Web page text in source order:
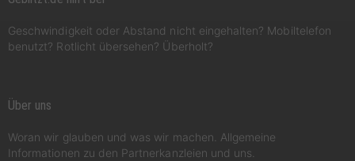
Geschwindigkeit oder Abstand nicht eingehalten? Mobiltelefon
benutzt? Rotlicht übersehen? Überholt?
Über uns
Woran wir glauben und was wir machen. Allgemeine
Informationen zu den Partnerkanzleien und uns.